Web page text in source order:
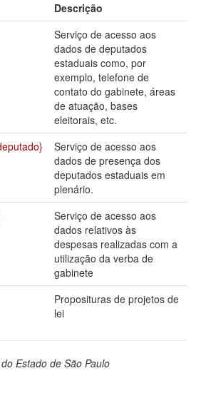
Descrição
Serviço de acesso aos
dados de deputados
estaduais como, por
exemplo, telefone de
contato do gabinete, áreas
de atuação, bases
eleitorais, etc.
Serviço de acesso aos
dados de presença dos
deputados estaduais em
plenário.
Serviço de acesso aos
dados relativos às
despesas realizadas com a
utilização da verba de
gabinete
Proposituras de projetos de
lei
Estado de São Paulo